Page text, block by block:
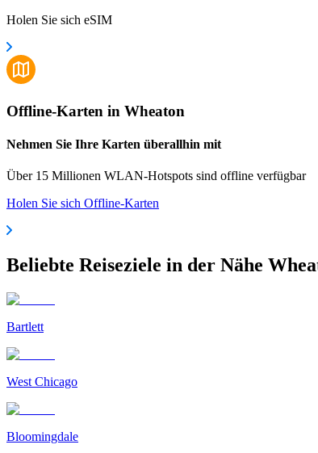
Holen Sie sich eSIM
Offline-Karten in Wheaton
Nehmen Sie Ihre Karten überallhin mit
Über 15 Millionen WLAN-Hotspots sind offline verfügbar
Holen Sie sich Offline-Karten
Beliebte Reiseziele in der Nähe
Bartlett
West Chicago
Bloomingdale